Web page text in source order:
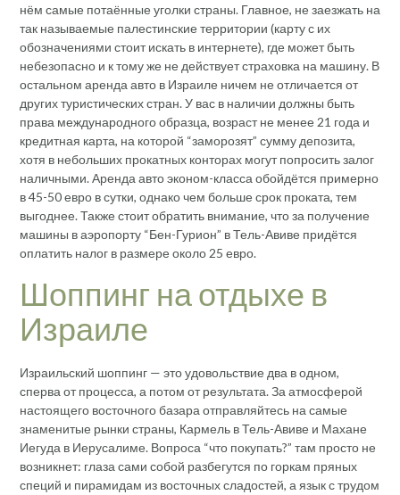
нём самые потаённые уголки страны. Главное, не заезжать на
так называемые палестинские территории (карту с их
обозначениями стоит искать в интернете), где может быть
небезопасно и к тому же не действует страховка на машину. В
остальном аренда авто в Израиле ничем не отличается от
других туристических стран. У вас в наличии должны быть
права международного образца, возраст не менее 21 года и
кредитная карта, на которой “заморозят” сумму депозита,
хотя в небольших прокатных конторах могут попросить залог
наличными. Аренда авто эконом-класса обойдётся примерно
в 45-50 евро в сутки, однако чем больше срок проката, тем
выгоднее. Также стоит обратить внимание, что за получение
машины в аэропорту “Бен-Гурион” в Тель-Авиве придётся
оплатить налог в размере около 25 евро.
Шоппинг на отдыхе в
Израиле
Израильский шоппинг — это удовольствие два в одном,
сперва от процесса, а потом от результата. За атмосферой
настоящего восточного базара отправляйтесь на самые
знаменитые рынки страны, Кармель в Тель-Авиве и Махане
Иегуда в Иерусалиме. Вопроса “что покупать?” там просто не
возникнет: глаза сами собой разбегутся по горкам пряных
специй и пирамидам из восточных сладостей, а язык с трудом